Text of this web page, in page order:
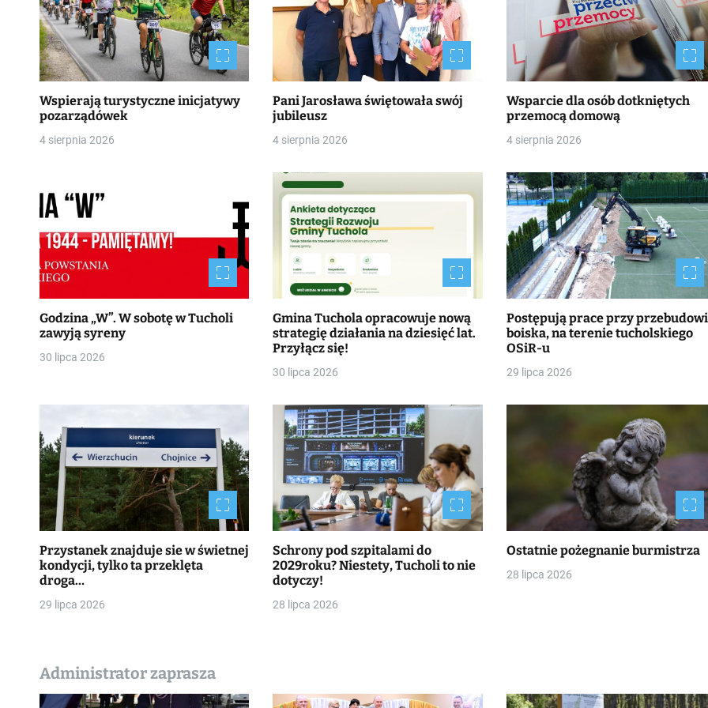
Wspierają turystyczne inicjatywy
pozarządówek
4 sierpnia 2026
Pani Jarosława świętowała swój
jubileusz
4 sierpnia 2026
Wsparcie dla osób dotkniętych
przemocą domową
4 sierpnia 2026
Godzina „W”. W sobotę w Tucholi
zawyją syreny
30 lipca 2026
Gmina Tuchola opracowuje nową
strategię działania na dziesięć lat.
Przyłącz się!
30 lipca 2026
Postępują prace przy
boiska, na terenie tucholskiego
OSiR-u
29 lipca 2026
Przystanek znajduje sie w świetnej
kondycji, tylko ta przeklęta
droga…
29 lipca 2026
Schrony pod szpitalami do
2029roku? Niestety, Tucholi to nie
dotyczy!
28 lipca 2026
Ostatnie pożegnanie burmistrza
28 lipca 2026
Administrator zaprasza